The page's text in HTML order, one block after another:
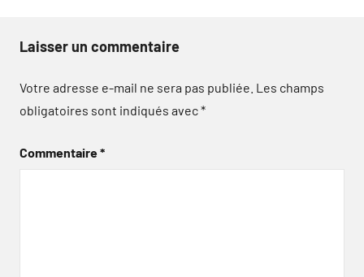
Laisser un commentaire
Votre adresse e-mail ne sera pas publiée. Les champs
obligatoires sont indiqués avec*
Commentaire*